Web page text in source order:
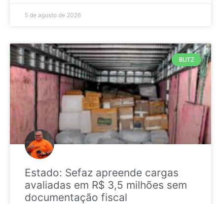
5 de agosto de 2026
BLITZ
Estado: Sefaz apreende cargas
avaliadas em R$ 3,5 milhões sem
documentação fiscal